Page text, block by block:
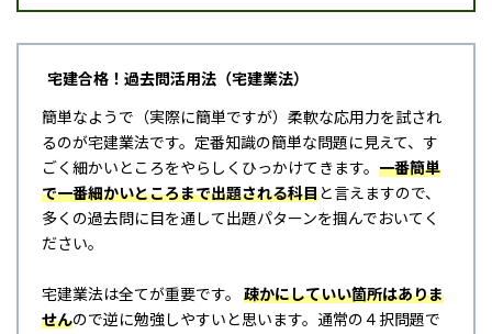
宅建合格！過去問活用法（宅建業法）
簡単なようで（実際に簡単ですが）柔軟な応用力を試され
るのが宅建業法です。定番知識の簡単な問題に見えて、す
ごく細かいところをやらしくひっかけてきます。 一番簡単
で一番細かいところまで出題される科目と言えますので、
多くの過去問に目を通して出題パターンを掴んでおいてく
ださい。
宅建業法は全てが重要です。 疎かにしていい箇所はありま
せんので逆に勉強しやすいと思います。通常の４択問題で